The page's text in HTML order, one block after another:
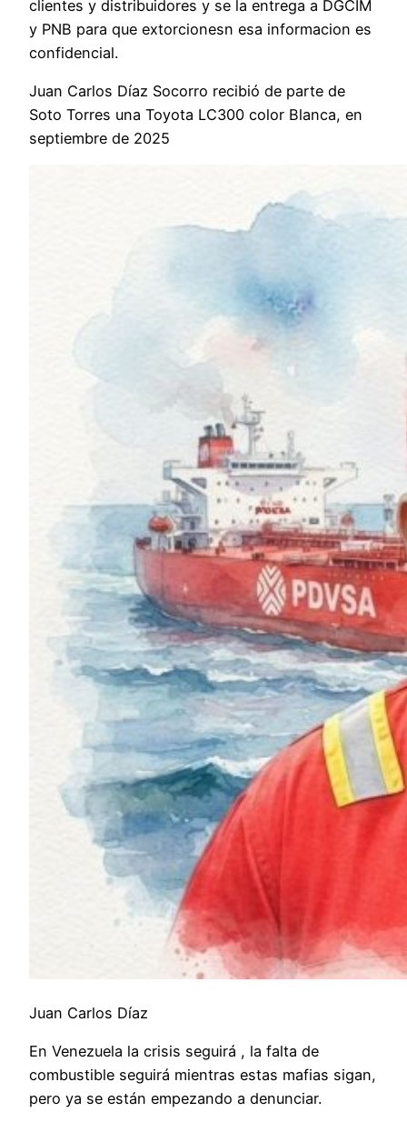
clientes y distribuidores y se la entrega a DGCIM
y PNB para que extorcionesn esa informacion es
confidencial.
Juan Carlos Díaz Socorro recibió de parte de
Soto Torres una Toyota LC300 color Blanca, en
septiembre de 2025
Juan Carlos Díaz
En Venezuela la crisis seguirá , la falta de
combustible seguirá mientras estas mafias sigan,
pero ya se están empezando a denunciar.